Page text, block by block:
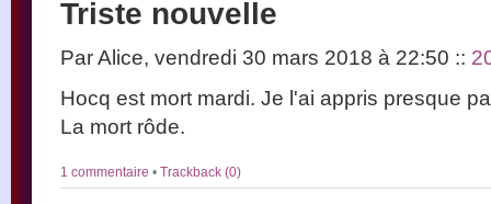
Triste nouvelle
Par Alice, vendredi 30 mars 2018 à 22:50 ::
Hocq est mort mardi. Je l'ai appris presque
La mort rôde.
1 commentaire • Trackback (0)